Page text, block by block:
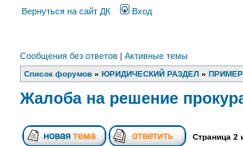
Вернуться на сайт ДК Вход
Сообщения без ответов | Активные темы
Список форумов » ЮРИДИЧЕСКИЙ РАЗДЕЛ »
Жалоба на решение
Страница 2